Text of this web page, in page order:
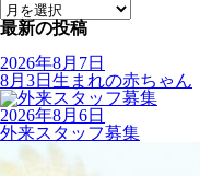
最新の投稿
2026年8月7日
8月3日生まれの赤ちゃん
2026年8月6日
外来スタッフ募集